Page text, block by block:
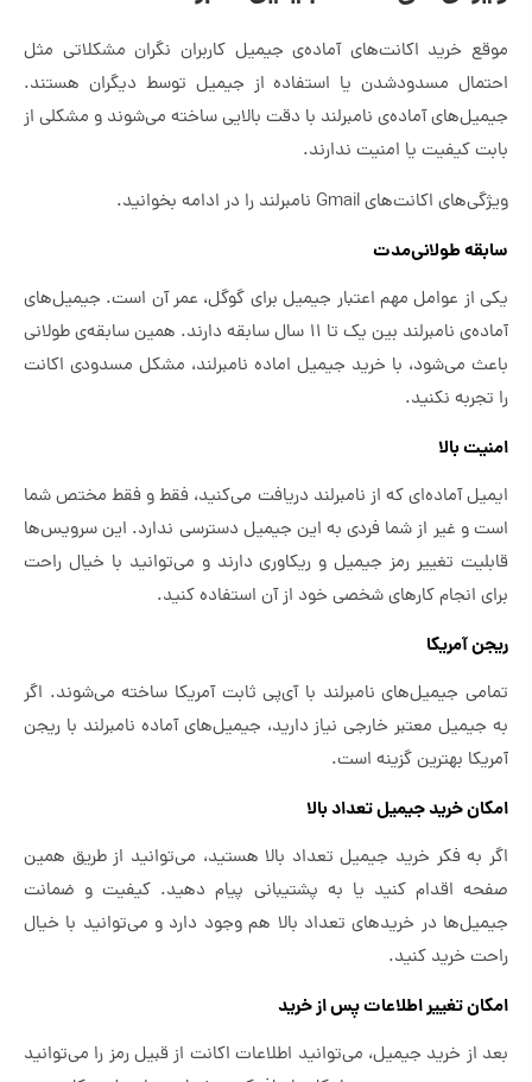
موقع خرید اکانت‌های آماده‌ی جیمیل کاربران نگران مشکلاتی مثل
احتمال مسدودشدن یا استفاده از جیمیل توسط دیگران هستند.
جیمیل‌های آماده‌ی نامبرلند با دقت بالایی ساخته می‌شوند و مشکلی از
بابت کیفیت یا امنیت ندارند.
ویژگی‌های اکانت‌های Gmail نامبرلند را در ادامه بخوانید.
سابقه طولانی‌مدت
یکی از عوامل مهم اعتبار جیمیل برای گوگل، عمر آن است. جیمیل‌های
آماده‌ی نامبرلند بین یک تا ۱۱ سال سابقه دارند. همین سابقه‌ی طولانی
باعث می‌شود، با خرید جیمیل اماده نامبرلند، مشکل مسدودی اکانت
را تجربه نکنید.
امنیت بالا
ایمیل آماده‌ای که از نامبرلند دریافت می‌کنید، فقط و فقط مختص شما
است و غیر از شما فردی به این جیمیل دسترسی ندارد. این سرویس‌ها
قابلیت تغییر رمز جیمیل و ریکاوری دارند و می‌توانید با خیال راحت
برای انجام کارهای شخصی خود از آن‌ استفاده کنید.
ریجن آمریکا
تمامی جیمیل‌های نامبرلند با آی‌پی ثابت آمریکا ساخته می‌شوند. اگر
به جیمیل معتبر خارجی نیاز دارید، جیمیل‌های آماده نامبرلند با ریجن
آمریکا بهترین گزینه است.
امکان خرید جیمیل تعداد بالا
اگر به فکر خرید جیمیل تعداد بالا هستید، می‌توانید از طریق همین
صفحه اقدام کنید یا به پشتیبانی پیام دهید. کیفیت و ضمانت
جیمیل‌ها در خریدهای تعداد بالا هم وجود دارد و می‌توانید با خیال
راحت خرید کنید.
امکان تغییر اطلاعات پس از خرید
بعد از خرید جیمیل، می‌توانید اطلاعات اکانت از قبیل رمز را می‌توانید